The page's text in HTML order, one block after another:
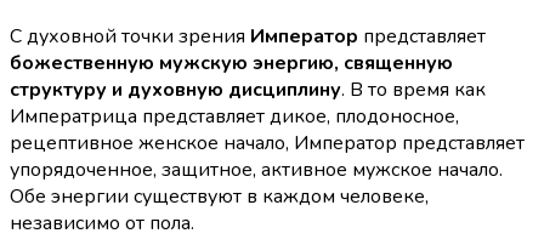
С духовной точки зрения Император представляет
божественную мужскую энергию, священную
структуру и духовную дисциплину. В то время как
Императрица представляет дикое, плодоносное,
рецептивное женское начало, Император представляет
упорядоченное, защитное, активное мужское начало.
Обе энергии существуют в каждом человеке,
независимо от пола.